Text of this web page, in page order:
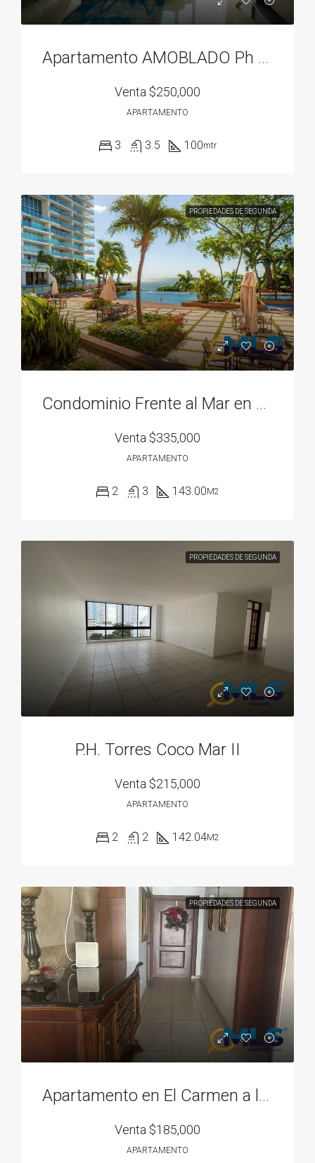
Apartamento AMOBLADO Ph Residencias del Sol acceso directo al Parque Omar
Venta $250,000
APARTAMENTO
3 3.5 100mtr
PROPIEDADES DE SEGUNDA
Condominio Frente al Mar en Bahía Gorgona
Venta $335,000
APARTAMENTO
2 3 143.00M2
PROPIEDADES DE SEGUNDA
P.H. Torres Coco Mar II
Venta $215,000
APARTAMENTO
2 2 142.04M2
PROPIEDADES DE SEGUNDA
Apartamento en El Carmen a la venta
Venta $185,000
APARTAMENTO